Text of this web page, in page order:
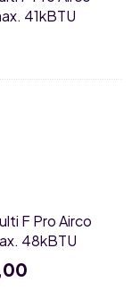
41kBTU
F Pro Airco
48kBTU